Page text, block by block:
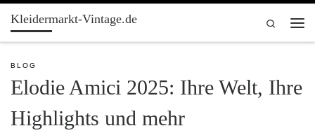
Zum Inhalt springen
Kleidermarkt-Vintage.de
Search
BLOG
Elodie Amici 2025: Ihre Welt, Ihre
Highlights und mehr